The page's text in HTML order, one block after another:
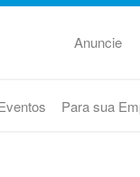
Anuncie
Para sua